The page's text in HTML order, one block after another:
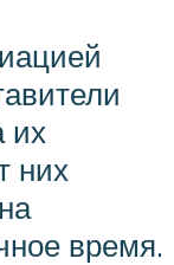
их
них
время.